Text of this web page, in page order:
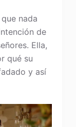
nada
de
Ella,
qué su
y así